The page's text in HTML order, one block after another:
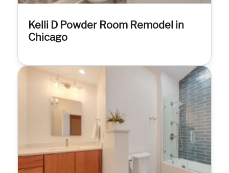
Kelli D Powder Room Remodel in
Chicago